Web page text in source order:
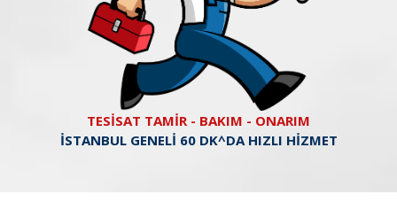
TESİSAT TAMİR - BAKIM - ONARIM
İSTANBUL GENELİ 60 DK^DA HIZLI HİZMET